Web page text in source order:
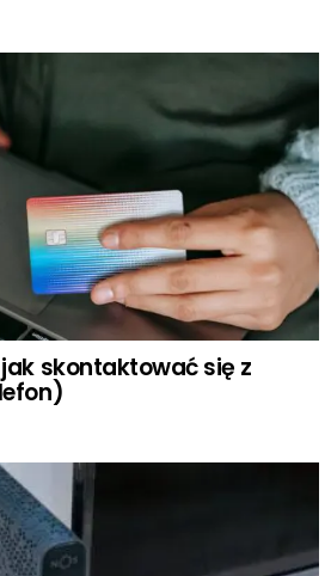
skontaktować się z